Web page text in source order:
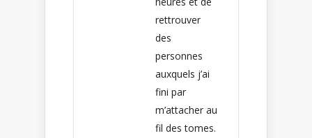
rettrouver
des
personnes
auxquels j’ai
fini par
m’attacher au
fil des tomes.